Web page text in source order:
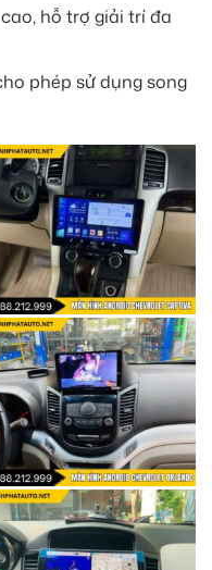
hỗ trợ giải trí đa
phép sử dụng song